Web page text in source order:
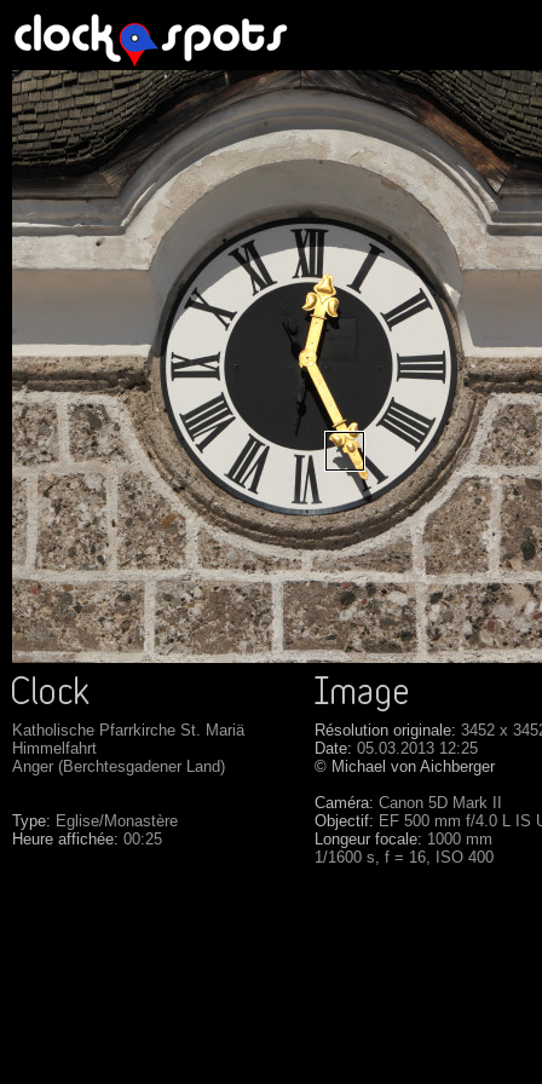
Katholische Pfarrkirche St. Mariä
Himmelfahrt
Anger (Berchtesgadener Land)
Type: Eglise/Monastère
Heure affichée: 00:25
Résolution originale: 3452 x
Date: 05.03.2013 12:25
© Michael von Aichberger
Caméra: Canon 5D Mark II
Objectif: EF 500 mm f/4.0 L IS
Longeur focale: 1000 mm
1/1600 s, f = 16, ISO 400